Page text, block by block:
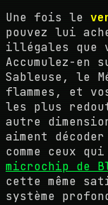
Une fois le
pouvez lui
illégales que
Accumulez-en
Sableuse, le
flammes, et
les plus
autre
aiment
comme ceux
microchip de
cette même
système